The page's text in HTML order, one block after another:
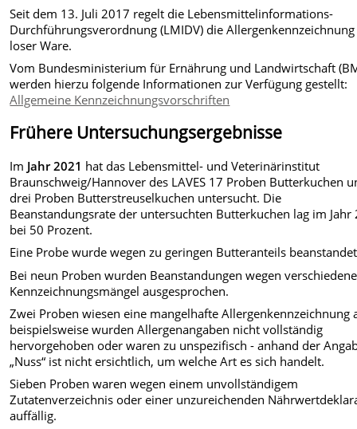
Seit dem 13. Juli 2017 regelt die Lebensmittelinformations-
Durchführungsverordnung (LMIDV) die
loser Ware.
Vom Bundesministerium für Ernährung und Landwirtschaft
werden hierzu folgende Informationen zur Verfügung gestellt:
Allgemeine Kennzeichnungsvorschriften
Frühere Untersuchungsergebnisse
Im Jahr 2021 hat das Lebensmittel- und Veterinärinstitut
Braunschweig/Hannover des LAVES 17 Proben Butterkuchen
drei Proben Butterstreuselkuchen untersucht. Die
Beanstandungsrate der untersuchten Butterkuchen lag im Jahr
bei 50 Prozent.
Eine Probe wurde wegen zu geringen Butteranteils
Bei neun Proben wurden Beanstandungen wegen
Kennzeichnungsmängel ausgesprochen.
Zwei Proben wiesen eine mangelhafte Allergenkennzeichnung
beispielsweise wurden Allergenangaben nicht vollständig
hervorgehoben oder waren zu unspezifisch - anhand der
„Nuss“ ist nicht ersichtlich, um welche Art es sich handelt.
Sieben Proben waren wegen einem unvollständigem
Zutatenverzeichnis oder einer unzureichenden
auffällig.